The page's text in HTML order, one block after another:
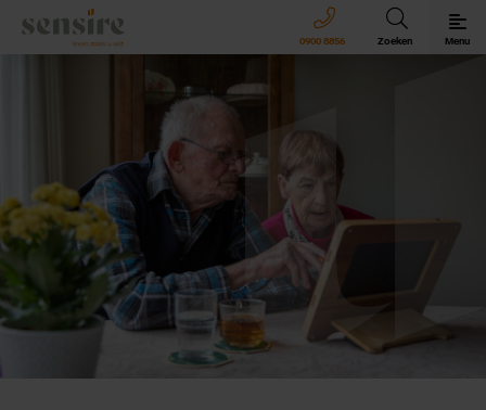
Sensire logo
0900 8856 Zoeken Menu
Sensire bij u thuis
Revalideren met Sensire
Wonen en zorg met Sensire
Meer over Sensire